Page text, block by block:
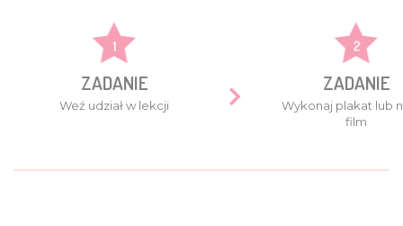
1
ZADANIE
Weź udział w lekcji
2
ZADANIE
Wykonaj plakat lub
film